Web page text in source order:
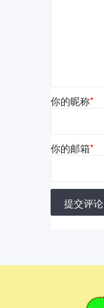
你的昵称*
你的邮箱*
提交评论